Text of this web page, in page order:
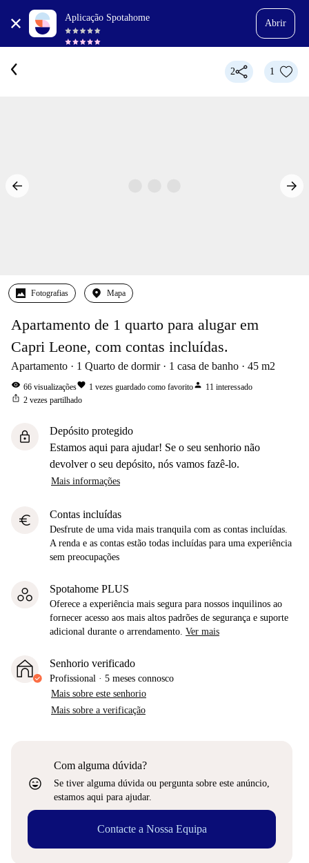
Aplicação Spotahome
Abrir
2 1
Fotografias Mapa
Apartamento de 1 quarto para alugar em
Capri Leone, com contas incluídas.
Apartamento 1 Quarto de dormir 1 casa de banho 45 m2
visibility 66 visualizaçõesfavorite 1 vezes guardado como favoritoperson 11 interessado
ios_share 2 vezes partilhado
lock
Depósito protegido
Estamos aqui para ajudar! Se o seu senhorio não
devolver o seu depósito, nós vamos fazê-lo.
Mais informações
euro Contas incluídas
Desfrute de uma vida mais tranquila com as contas incluídas.
A renda e as contas estão todas incluídas para uma experiência
sem preocupações
Spotahome PLUS
Oferece a experiência mais segura para nossos inquilinos ao
fornecer acesso aos mais altos padrões de segurança e suporte
adicional durante o arrendamento. Ver mais
Senhorio verificado
Profissional · 5 meses connosco
Mais sobre este senhorio
Mais sobre a verificação
sentiment_very_satisfied
Com alguma dúvida?
Se tiver alguma dúvida ou pergunta sobre este anúncio,
estamos aqui para ajudar.
Contacte a Nossa Equipa